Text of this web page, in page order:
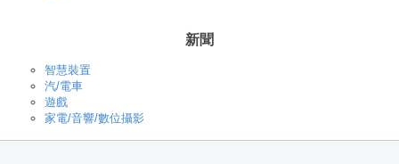
新聞
智慧裝置
汽/電車
遊戲
家電/音響/數位攝影